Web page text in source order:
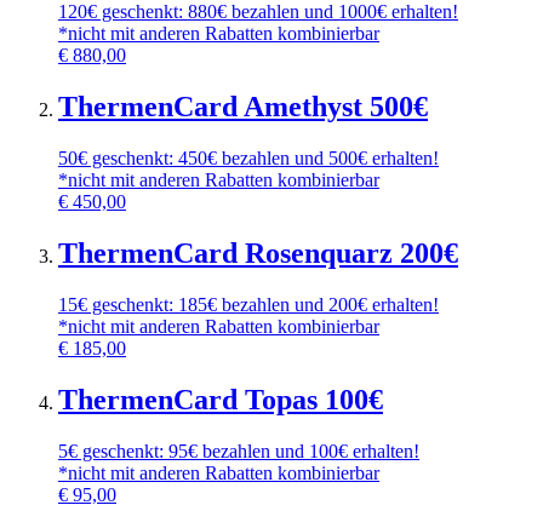
120€ geschenkt: 880€ bezahlen und 1000€ erhalten!
*nicht mit anderen Rabatten kombinierbar
€ 880,00
ThermenCard Amethyst 500€
50€ geschenkt: 450€ bezahlen und 500€ erhalten!
*nicht mit anderen Rabatten kombinierbar
€ 450,00
ThermenCard Rosenquarz 200€
15€ geschenkt: 185€ bezahlen und 200€ erhalten!
*nicht mit anderen Rabatten kombinierbar
€ 185,00
ThermenCard Topas 100€
5€ geschenkt: 95€ bezahlen und 100€ erhalten!
*nicht mit anderen Rabatten kombinierbar
€ 95,00